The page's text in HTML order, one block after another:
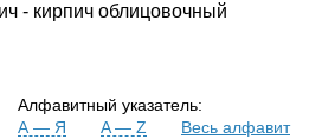
- кирпич облицовочный
Алфавитный указатель:
А — Я
A — Z Весь алфавит